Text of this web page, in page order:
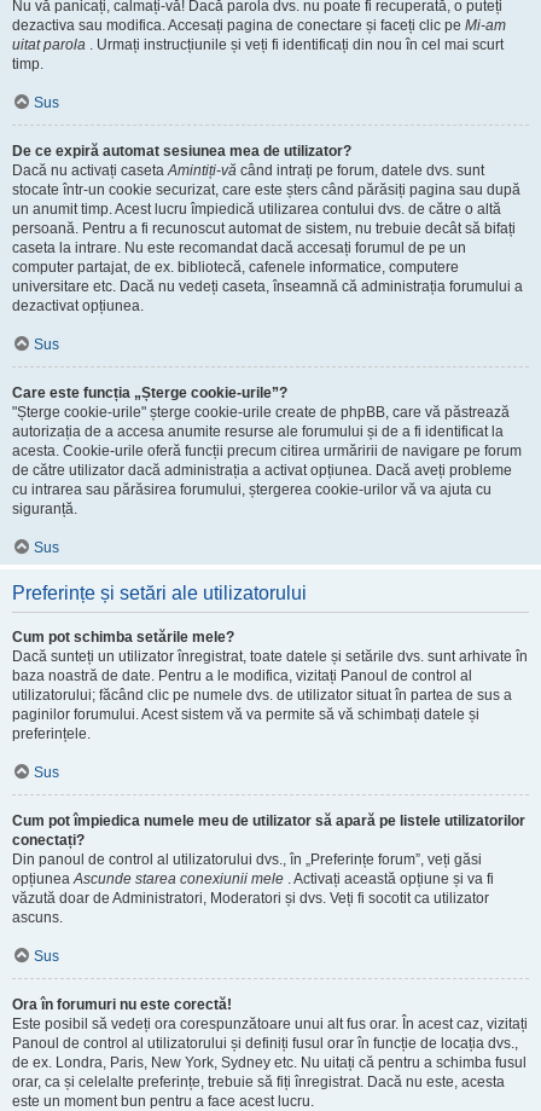
Nu vă panicați, calmați-vă! Dacă parola dvs. nu poate fi recuperată, o puteți
dezactiva sau modifica. Accesați pagina de conectare și faceți clic pe Mi-am
uitat parola . Urmați instrucțiunile și veți fi identificați din nou în cel mai scurt
timp.
Sus
De ce expiră automat sesiunea mea de utilizator?
Dacă nu activați casetaAmintiți-vă când intrați pe forum, datele dvs. sunt
stocate într-un cookie securizat, care este șters când părăsiți pagina sau după
un anumit timp. Acest lucru împiedică utilizarea contului dvs. de către o altă
persoană. Pentru a fi recunoscut automat de sistem, nu trebuie decât să bifați
caseta la intrare. Nu este recomandat dacă accesați forumul de pe un
computer partajat, de ex. bibliotecă, cafenele informatice, computere
universitare etc. Dacă nu vedeți caseta, înseamnă că administrația forumului a
dezactivat opțiunea.
Sus
Care este funcția „Șterge cookie-urile”?
"Șterge cookie-urile" șterge cookie-urile create de phpBB, care vă păstrează
autorizația de a accesa anumite resurse ale forumului și de a fi identificat la
acesta. Cookie-urile oferă funcții precum citirea urmăririi de navigare pe forum
de către utilizator dacă administrația a activat opțiunea. Dacă aveți probleme
cu intrarea sau părăsirea forumului, ștergerea cookie-urilor vă va ajuta cu
siguranță.
Sus
Preferințe și setări ale utilizatorului
Cum pot schimba setările mele?
Dacă sunteți un utilizator înregistrat, toate datele și setările dvs. sunt arhivate în
baza noastră de date. Pentru a le modifica, vizitați Panoul de control al
utilizatorului; făcând clic pe numele dvs. de utilizator situat în partea de sus a
paginilor forumului. Acest sistem vă va permite să vă schimbați datele și
preferințele.
Sus
Cum pot împiedica numele meu de utilizator să apară pe listele utilizatorilor
conectați?
Din panoul de control al utilizatorului dvs., în „Preferințe forum”, veți găsi
opțiuneaAscunde starea conexiunii mele . Activați această opțiune și va fi
văzută doar de Administratori, Moderatori și dvs. Veți fi socotit ca utilizator
ascuns.
Sus
Ora în forumuri nu este corectă!
Este posibil să vedeți ora corespunzătoare unui alt fus orar. În acest caz, vizitați
Panoul de control al utilizatorului și definiți fusul orar în funcție de locația dvs.,
de ex. Londra, Paris, New York, Sydney etc. Nu uitați că pentru a schimba fusul
orar, ca și celelalte preferințe, trebuie să fiți înregistrat. Dacă nu este, acesta
este un moment bun pentru a face acest lucru.